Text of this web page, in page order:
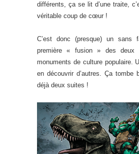
différents, ça se lit d’une traite,
véritable coup de cœur !
C’est donc (presque) un sans
première « fusion » des deux
monuments de culture populaire.
en découvrir d’autres. Ça tombe
déjà deux suites !